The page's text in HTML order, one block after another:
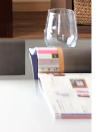
具板／引き出し
だけます。
本願寺派 大谷派 日
宗 妙心寺派 禅宗 無
属しません。
。